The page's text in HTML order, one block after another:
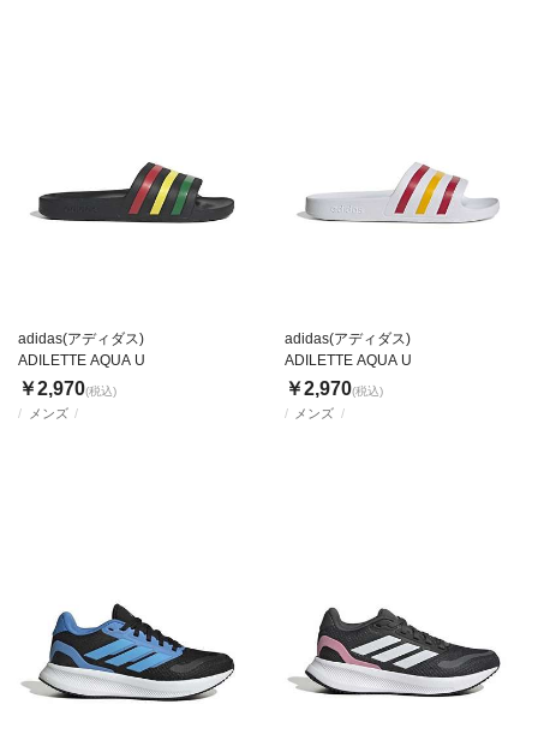
メンズ
adidas(アディダス)
ADILETTE AQUA U
￥2,970(税込)
メンズ
adidas(アディダス)
ADILETTE AQUA U
￥2,970(税込)